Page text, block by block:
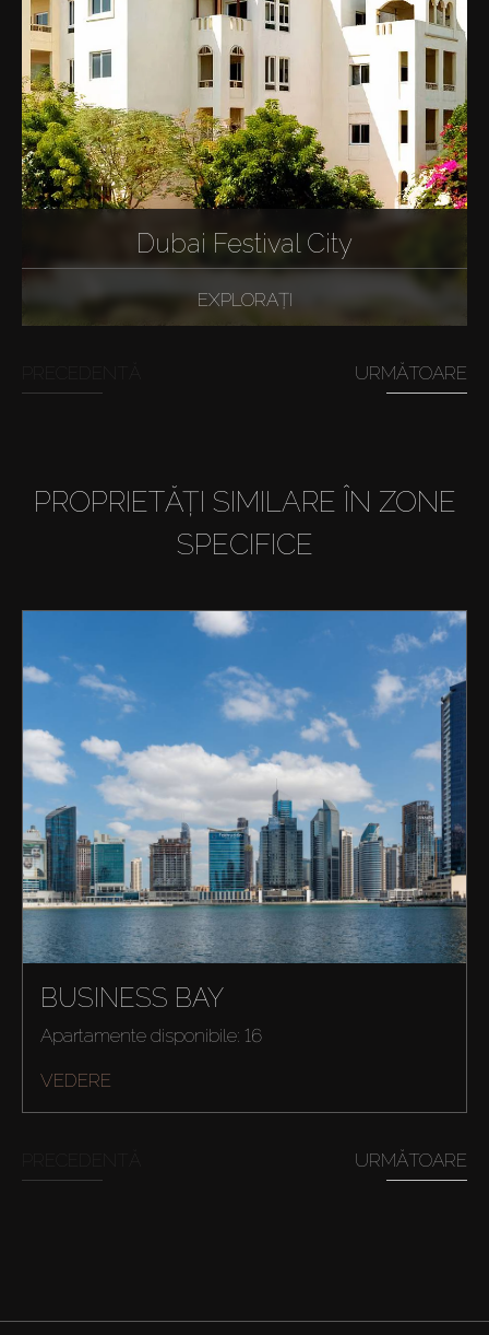
Dubai Festival City
EXPLORAȚI
URMĂTOARE
PROPRIETĂȚI SIMILARE ÎN ZONE
SPECIFICE
BUSINESS BAY
Apartamente disponibile: 16
VEDERE
URMĂTOARE